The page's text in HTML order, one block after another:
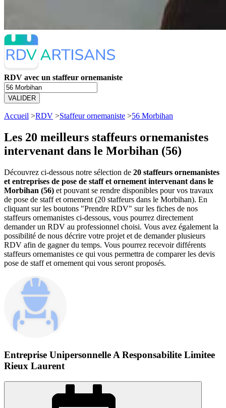
RDV avec un staffeur ornemaniste
VALIDER
Accueil >RDV >Staffeur ornemaniste >56 Morbihan
Les 20 meilleurs staffeurs ornemanistes
intervenant dans le Morbihan (56)
Découvrez ci-dessous notre sélection de 20 staffeurs ornemanistes
et entreprises de pose de staff et ornement intervenant dans le
Morbihan (56) et pouvant se rendre disponibles pour vos travaux
de pose de staff et ornement (20 staffeurs dans le Morbihan). En
cliquant sur les boutons "Prendre RDV" sur les fiches de nos
staffeurs ornemanistes ci-dessous, vous pourrez directement
demander un RDV au professionnel choisi. Vous avez également la
possibilité de nous décrire votre projet et de demander plusieurs
RDV afin de gagner du temps. Vous pourrez recevoir différents
staffeurs ornemanistes ce qui vous permettra de comparer les devis
pose de staff et ornement qui vous seront proposés.
Entreprise Unipersonnelle A Responsabilite Limitee
Rieux Laurent